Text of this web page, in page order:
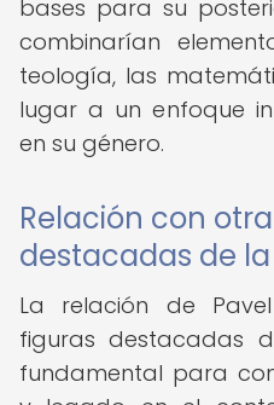
bases para su
combinarían
teología, las
lugar a un enfoque
en su género.
Relación con
destacadas de
La relación de
figuras destacadas
fundamental para